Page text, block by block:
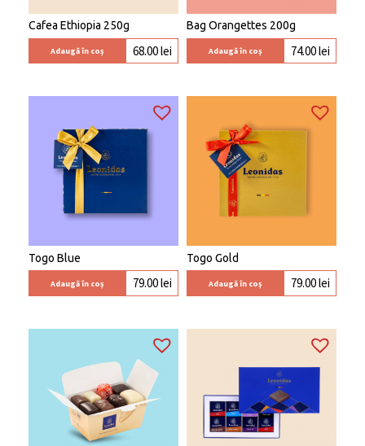
Cafea Ethiopia 250g
Adaugă în coș 68.00lei
Bag Orangettes 200g
Adaugă în coș 74.00lei
Togo Blue
Adaugă în coș 79.00lei
Togo Gold
Adaugă în coș 79.00lei